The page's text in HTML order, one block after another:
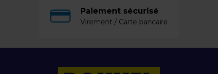
Paiement sécurisé
Virement / Carte bancaire